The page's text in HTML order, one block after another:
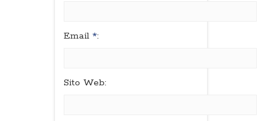
Email *:
Sito Web: